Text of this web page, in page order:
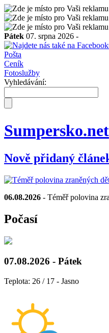
Pátek 07. srpna 2026 -
Pošta
Ceník
Fotoslužby
Vyhledávání:
Sumpersko.net
Nově přidaný
06.08.2026 - Téměř polovina
Počasí
07.08.2026 - Pátek
Teplota: 26 / 17 - Jasno